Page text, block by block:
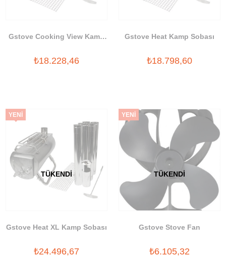
Gstove Cooking View Kamp
₺18.228,46
Gstove Heat Kamp Sobası
₺18.798,60
TÜKENDI
Gstove Heat XL Kamp Sobası
₺24.496,67
YENI
TÜKENDI
Gstove Stove Fan
₺6.105,32
YENI
ÜRÜN